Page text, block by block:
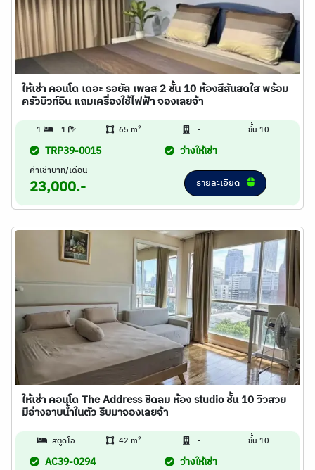
ให้เช่า คอนโด เดอะ รอยัล เพลส 2 ชั้น 10 ห้องสีสันสดใส พร้อม
ครัวบิวท์อิน แถมเครื่องใช้ไฟฟ้า จองเลยจ้า
1 1 65 m2 - ชั้น 10
TRP39-0015 ว่างให้เช่า
ค่าเช่าบาท/เดือน
23,000.- รายละเอียด
ให้เช่า คอนโด The Address ชิดลม ห้อง studio ชั้น 10 วิวสวย
มีอ่างอาบน้ำในตัว รีบมาจองเลยจ้า
สตูดิโอ 42 m2 - ชั้น 10
AC39-0294 ว่างให้เช่า